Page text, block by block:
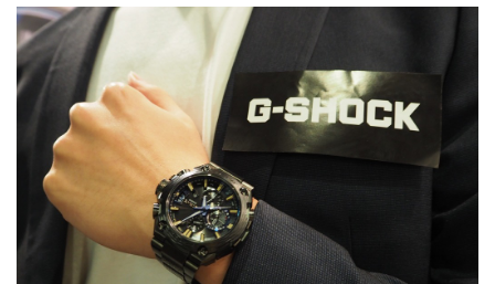
教學評測
EduTech
IT Times
生成式AI與雲端應用
Enterprise Digital Transformation